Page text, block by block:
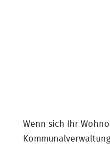
Wenn sich Ihr